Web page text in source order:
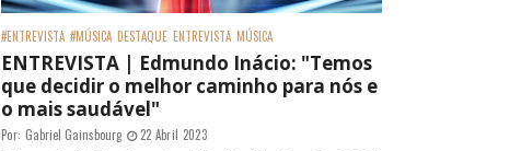
#ENTREVISTA #MÚSICA DESTAQUE ENTREVISTA MÚSICA
ENTREVISTA | Edmundo Inácio: "Temos
que decidir o melhor caminho para nós e
o mais saudável"
Por: Gabriel Gainsbourg 22 Abril 2023